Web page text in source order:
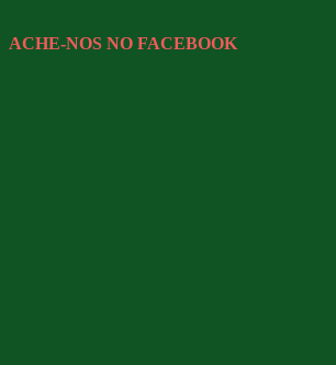
ACHE-NOS NO FACEBOOK